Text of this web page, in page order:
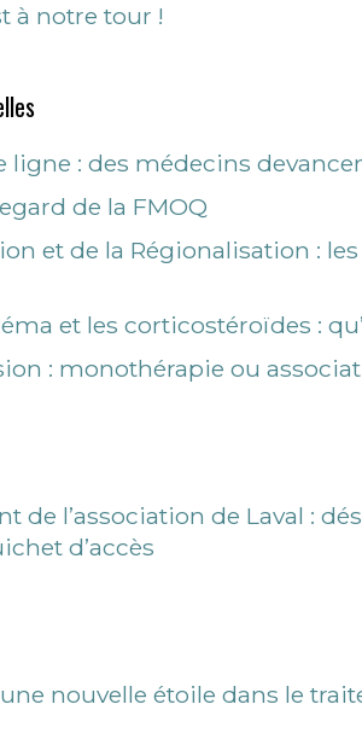
à notre tour !
ligne : des médecins
de la FMOQ
et de la Régionalisation :
et les corticostéroïdes :
: monothérapie ou
de l’association de Laval :
d’accès
une nouvelle étoile dans le